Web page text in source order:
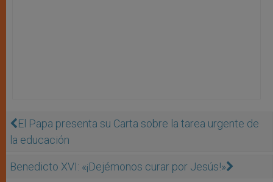
El Papa presenta su Carta sobre la tarea urgente de
la educación
Benedicto XVI: «¡Dejémonos curar por Jesús!»